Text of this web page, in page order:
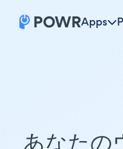
Apps
あなたの